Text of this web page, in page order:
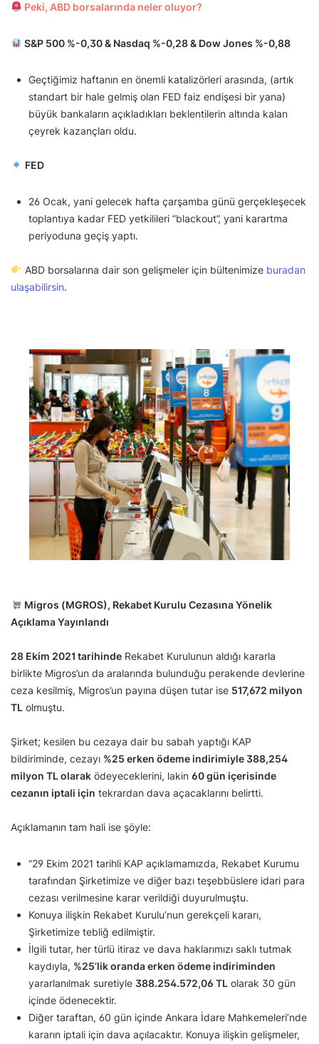
Peki, ABD borsalarında neler oluyor?
S&P 500 %-0,30 & Nasdaq %-0,28 & Dow Jones %-0,88
Geçtiğimiz haftanın en önemli katalizörleri arasında, (artık
standart bir hale gelmiş olan FED faiz endişesi bir yana)
büyük bankaların açıkladıkları beklentilerin altında kalan
çeyrek kazançları oldu.
FED
26 Ocak, yani gelecek hafta çarşamba günü gerçekleşecek
toplantıya kadar FED yetkilileri “blackout”, yani karartma
periyoduna geçiş yaptı.
ABD borsalarına dair son gelişmeler için bültenimize buradan
ulaşabilirsin.
Migros (MGROS), Rekabet Kurulu Cezasına Yönelik
Açıklama Yayınlandı
28 Ekim 2021 tarihinde Rekabet Kurulunun aldığı kararla
birlikte Migros’un da aralarında bulunduğu perakende devlerine
ceza kesilmiş, Migros’un payına düşen tutar ise 517,672 milyon
TL olmuştu.
Şirket; kesilen bu cezaya dair bu sabah yaptığı KAP
bildiriminde, cezayı %25 erken ödeme indirimiyle 388,254
milyon TL olarak ödeyeceklerini, lakin 60 gün içerisinde
cezanın iptali için tekrardan dava açacaklarını belirtti.
Açıklamanın tam hali ise şöyle:
“29 Ekim 2021 tarihli KAP açıklamamızda, Rekabet Kurumu
tarafından Şirketimize ve diğer bazı teşebbüslere idari para
cezası verilmesine karar verildiği duyurulmuştu.
Konuya ilişkin Rekabet Kurulu’nun gerekçeli kararı,
Şirketimize tebliğ edilmiştir.
İlgili tutar, her türlü itiraz ve dava haklarımızı saklı tutmak
kaydıyla, %25’lik oranda erken ödeme indiriminden
yararlanılmak suretiyle 388.254.572,06 TL olarak 30 gün
içinde ödenecektir.
Diğer taraftan, 60 gün içinde Ankara İdare Mahkemeleri’nde
kararın iptali için dava açılacaktır. Konuya ilişkin gelişmeler,